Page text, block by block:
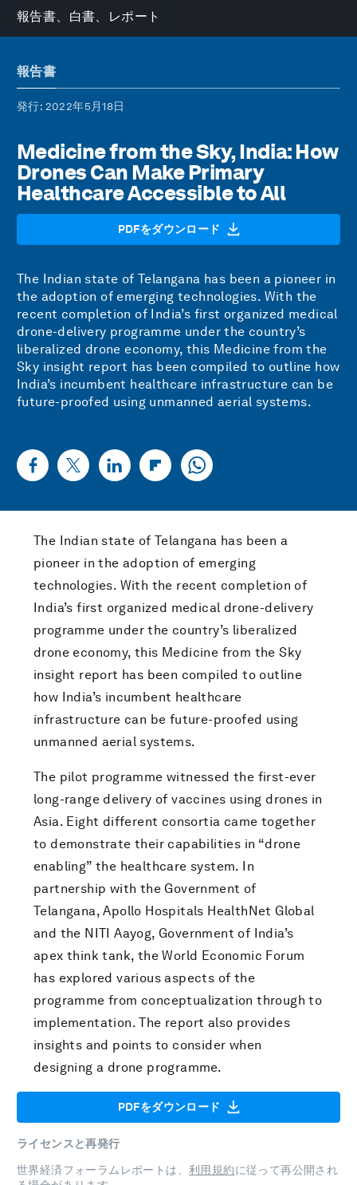
報告書、白書、レポート
報告書
発行: 2022年5月18日
Medicine from the Sky, India: How
Drones Can Make Primary
Healthcare Accessible to All
PDFをダウンロード
The Indian state of Telangana has been a pioneer in
the adoption of emerging technologies. With the
recent completion of India’s first organized medical
drone-delivery programme under the country’s
liberalized drone economy, this Medicine from the
Sky insight report has been compiled to outline how
India’s incumbent healthcare infrastructure can be
future-proofed using unmanned aerial systems.
The Indian state of Telangana has been a
pioneer in the adoption of emerging
technologies. With the recent completion of
India’s first organized medical drone-delivery
programme under the country’s liberalized
drone economy, this Medicine from the Sky
insight report has been compiled to outline
how India’s incumbent healthcare
infrastructure can be future-proofed using
unmanned aerial systems.
The pilot programme witnessed the first-ever
long-range delivery of vaccines using drones in
Asia. Eight different consortia came together
to demonstrate their capabilities in “drone
enabling” the healthcare system. In
partnership with the Government of
Telangana, Apollo Hospitals HealthNet Global
and the NITI Aayog, Government of India’s
apex think tank, the World Economic Forum
has explored various aspects of the
programme from conceptualization through to
implementation. The report also provides
insights and points to consider when
designing a drone programme.
PDFをダウンロード
ライセンスと再発行
世界経済フォーラムレポートは、 利用規約に従って再公開され